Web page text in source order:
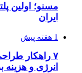
مسنو؛ اولین
ایران
1 هفته پیش
۷ راهکار
انرژی و هزینه